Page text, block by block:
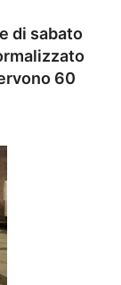
di sabato
60